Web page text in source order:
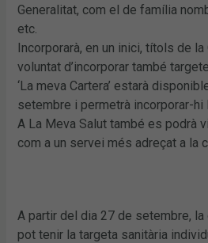
Generalitat, com el de família
etc.
Incorporarà, en un inici, títols de
voluntat d’incorporar també
‘La meva Cartera’ estarà
setembre i permetrà incorporar-hi
A La Meva Salut també es podrà
com a un servei més adreçat a la
A partir del dia 27 de setembre, la
pot tenir la targeta sanitària